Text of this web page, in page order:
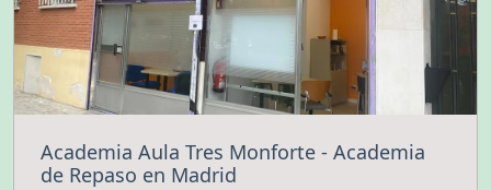
Academia Aula Tres Monforte - Academia
de Repaso en Madrid